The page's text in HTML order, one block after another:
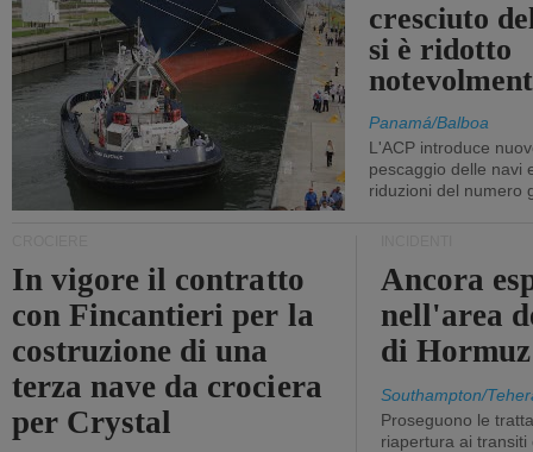
cresciuto
si è ridotto
Panamá/Balboa
L'ACP introduce
pescaggio delle navi
riduzioni del numero
In vigore il contratto
con Fincantieri per la
costruzione di una
terza nave da crociera
per Crystal
Ancora
nell'area
di Hormuz
Southampton/
Proseguono le
riapertura ai